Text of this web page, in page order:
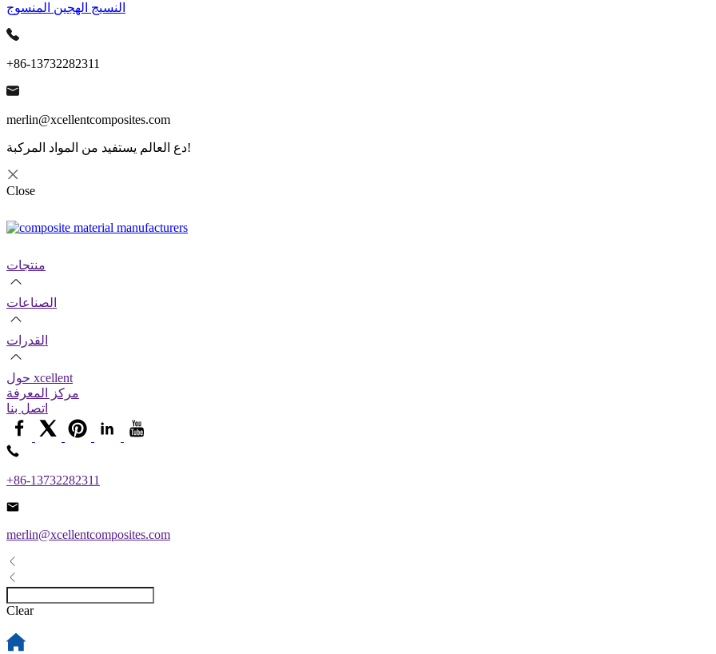
النسيج الهجين المنسوج
+86-13732282311
merlin@xcellentcomposites.com
دع العالم يستفيد من المواد المركبة!
Close
منتجات
الصناعات
القدرات
حول xcellent
مركز المعرفة
اتصل بنا
+86-13732282311
merlin@xcellentcomposites.com
Clear